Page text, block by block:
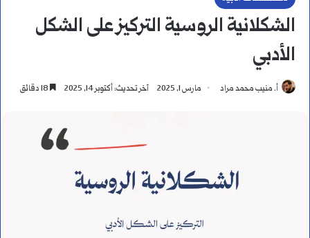
الشكلانية الروسية التركيز على الشكل
الأدبي
أ. منيب محمد مراد مارس 1, 2025 آخر تحديث: أكتوبر 14, 2025